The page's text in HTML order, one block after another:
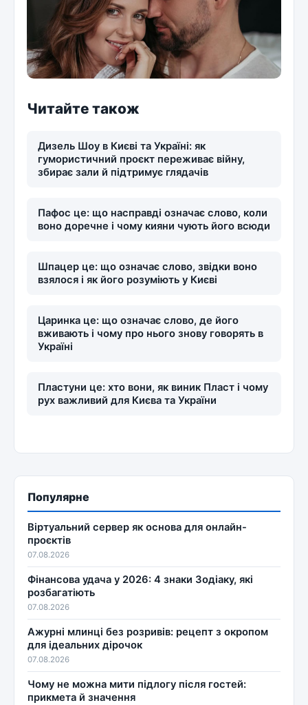
Читайте також
Дизель Шоу в Києві та Україні: як
гумористичний проєкт переживає війну,
збирає зали й підтримує глядачів
Пафос це: що насправді означає слово, коли
воно доречне і чому кияни чують його всюди
Шпацер це: що означає слово, звідки воно
взялося і як його розуміють у Києві
Царинка це: що означає слово, де його
вживають і чому про нього знову говорять в
Україні
Пластуни це: хто вони, як виник Пласт і чому
рух важливий для Києва та України
Популярне
Віртуальний сервер як основа для онлайн-
проєктів
07.08.2026
Фінансова удача у 2026: 4 знаки Зодіаку, які
розбагатіють
07.08.2026
Ажурні млинці без розривів: рецепт з окропом
для ідеальних дірочок
07.08.2026
Чому не можна мити підлогу після гостей:
прикмета й значення